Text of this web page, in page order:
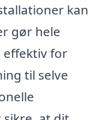
kan
gør hele
effektiv for
til selve